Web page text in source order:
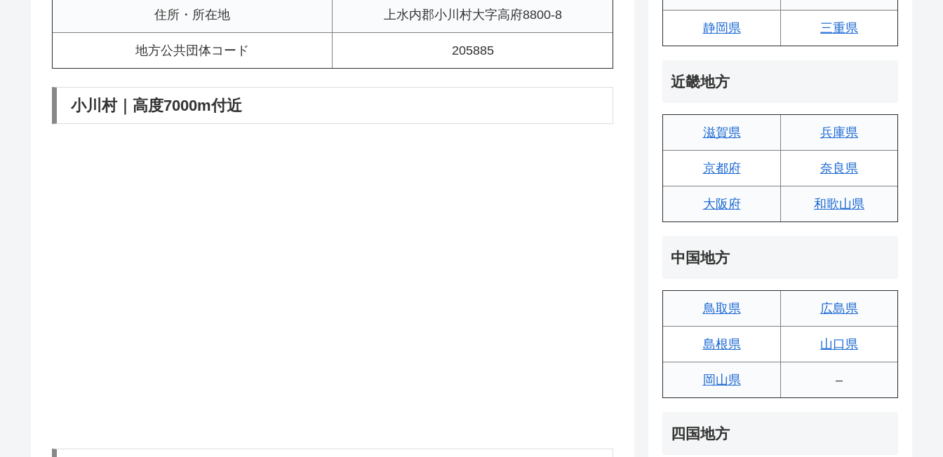
住所・所在地 上水内郡小川村大字高府8800-8
地方公共団体コード 205885
小川村｜高度7000m付近
静岡県 三重県
近畿地方
滋賀県 兵庫県
京都府 奈良県
大阪府 和歌山県
中国地方
鳥取県 広島県
島根県 山口県
岡山県 –
四国地方